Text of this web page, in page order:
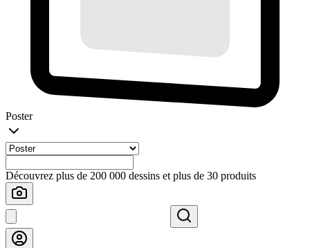
Poster
Découvrez plus de 200 000 dessins et plus de 30 produits